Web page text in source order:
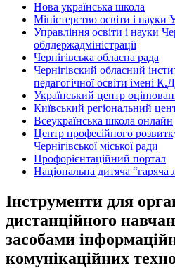
Нова українська школа
Міністерство освіти і науки
Управління освіти і науки
облдержадміністрації
Чернігівська обласна рада
Чернігівский обласний
педагогічної освіти імені
Український центр
Київський регіональний
Всеукраїнська школа онлайн
Центр професійного
Чернігівської міської ради
Профорієнтаційний портал
Національна дитяча “гаряча
Інструменти для
дистанційного
засобами
комунікаційних